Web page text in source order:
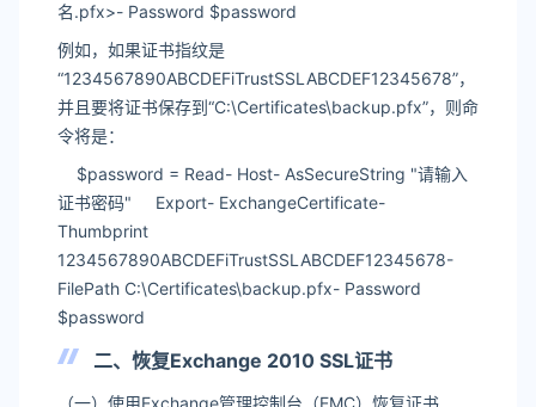
名.pfx>- Password $password
例如，如果证书指纹是
“1234567890ABCDEFiTrustSSLABCDEF12345678”，
并且要将证书保存到“C:\Certificates\backup.pfx”，则命
令将是：
$password = Read- Host- AsSecureString "请输入
证书密码" Export- ExchangeCertificate-
Thumbprint
1234567890ABCDEFiTrustSSLABCDEF12345678-
FilePath C:\Certificates\backup.pfx- Password
$password
二、恢复Exchange 2010 SSL证书
（一）使用Exchange管理控制台（EMC）恢复证书